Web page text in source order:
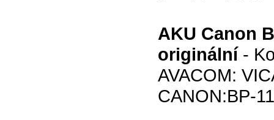
AKU Canon
originální-
AVACOM:
CANON:BP-